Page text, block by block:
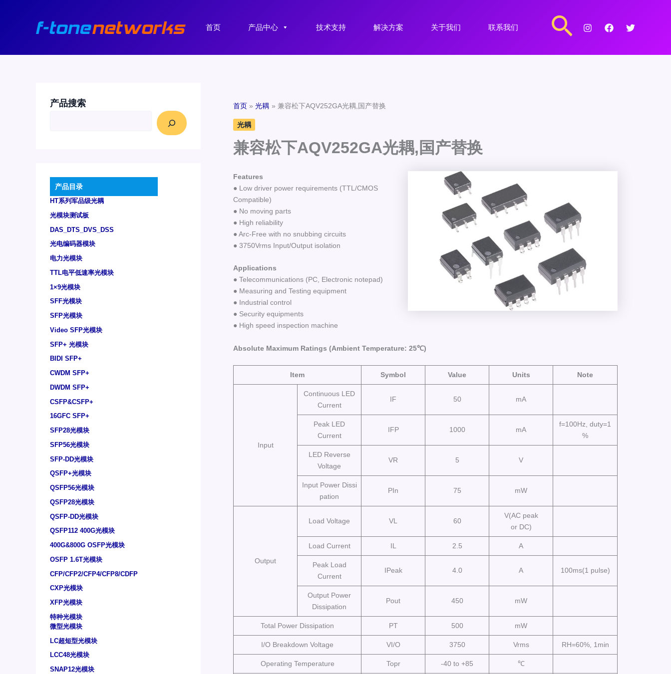
首页 产品中心 技术支持 解决方案 关于我们 联系我们
搜
索
产品搜索
产品目录
HT系列军品级光耦
光模块测试板
DAS_DTS_DVS_DSS
光电编码器模块
电力光模块
TTL电平低速率光模块
1×9光模块
SFF光模块
SFP光模块
Video SFP光模块
SFP+ 光模块
BIDI SFP+
CWDM SFP+
DWDM SFP+
CSFP&CSFP+
16GFC SFP+
SFP28光模块
SFP56光模块
SFP-DD光模块
QSFP+光模块
QSFP56光模块
QSFP28光模块
QSFP-DD光模块
QSFP112 400G光模块
400G&800G OSFP光模块
OSFP 1.6T光模块
CFP/CFP2/CFP4/CFP8/CDFP
CXP光模块
XFP光模块
特种光模块
微型光模块
LC超短型光模块
LCC48光模块
SNAP12光模块
首页 光耦 兼容松下AQV252GA光耦,国产替换
光耦
兼容松下AQV252GA光耦,国产替换
Features
● Low driver power requirements (TTL/CMOS
Compatible)
● No moving parts
● High reliability
● Arc-Free with no snubbing circuits
● 3750Vrms Input/Output isolation
Applications
● Telecommunications (PC, Electronic notepad)
● Measuring and Testing equipment
● Industrial control
● Security equipments
● High speed inspection machine
Absolute Maximum Ratings (Ambient Temperature: 25℃)
Item Symbol Value Units Note
Input
Continuous LED
Current
IF 50 mA
Peak LED
Current
IFP 1000 mA
f=100Hz, duty=1
%
LED Reverse
Voltage
VR 5 V
Input Power Dissi
pation
PIn 75 mW
Output
Load Voltage VL 60
V(AC peak
or DC)
Load Current IL 2.5 A
Peak Load
Current
IPeak 4.0 A 100ms(1 pulse)
Output Power
Dissipation
Pout 450 mW
Total Power Dissipation PT 500 mW
I/O Breakdown Voltage VI/O 3750 Vrms RH=60%, 1min
Operating Temperature Topr -40 to +85 ℃